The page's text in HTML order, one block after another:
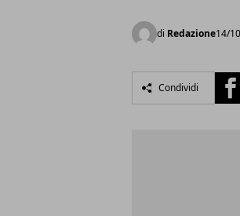
di Redazione14/
Condividi